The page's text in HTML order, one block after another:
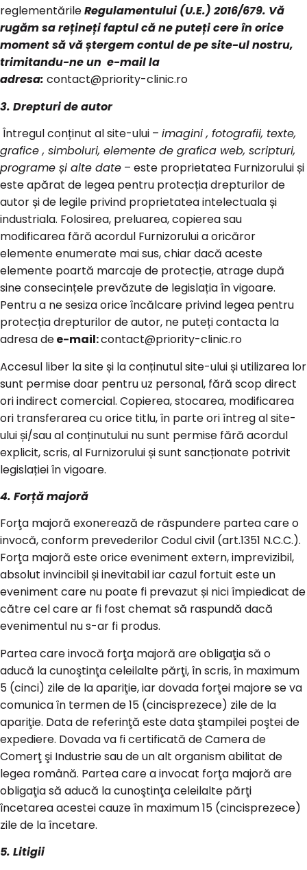
reglementărileRegulamentului (U.E.) 2016/679. Vă
rugăm sa rețineți faptul că ne puteți cere în orice
moment să vă ștergem contul de pe site-ul nostru,
trimitandu-ne un e-mail la
adresa: contact@priority-clinic.ro
3. Drepturi de autor
Întregul conținut al site-ului – imagini , fotografii, texte,
grafice , simboluri, elemente de grafica web, scripturi,
programe și alte date – este proprietatea Furnizorului și
este apărat de legea pentru protecția drepturilor de
autor și de legile privind proprietatea intelectuala și
industriala. Folosirea, preluarea, copierea sau
modificarea fără acordul Furnizorului a oricăror
elemente enumerate mai sus, chiar dacă aceste
elemente poartă marcaje de protecție, atrage după
sine consecințele prevăzute de legislația în vigoare.
Pentru a ne sesiza orice încălcare privind legea pentru
protecția drepturilor de autor, ne puteți contacta la
adresa dee-mail:contact@priority-clinic.ro
Accesul liber la site și la conținutul site-ului și utilizarea lor
sunt permise doar pentru uz personal, fără scop direct
ori indirect comercial. Copierea, stocarea, modificarea
ori transferarea cu orice titlu, în parte ori întreg al site-
ului și/sau al conținutului nu sunt permise fără acordul
explicit, scris, al Furnizorului și sunt sancționate potrivit
legislației în vigoare.
4. Forță majoră
Forţa majoră exonerează de răspundere partea care o
invocă, conform prevederilor Codul civil (art.1351 N.C.C.).
Forţa majoră este orice eveniment extern, imprevizibil,
absolut invincibil și inevitabil iar cazul fortuit este un
eveniment care nu poate fi prevazut și nici împiedicat de
către cel care ar fi fost chemat să raspundă dacă
evenimentul nu s-ar fi produs.
Partea care invocă forţa majoră are obligaţia să o
aducă la cunoştinţa celeilalte părţi, în scris, în maximum
5 (cinci) zile de la apariţie, iar dovada forţei majore se va
comunica în termen de 15 (cincisprezece) zile de la
apariţie. Data de referinţă este data ştampilei poştei de
expediere. Dovada va fi certificată de Camera de
Comerţ şi Industrie sau de un alt organism abilitat de
legea română. Partea care a invocat forţa majoră are
obligaţia să aducă la cunoştinţa celeilalte părţi
încetarea acestei cauze în maximum 15 (cincisprezece)
zile de la încetare.
5. Litigii